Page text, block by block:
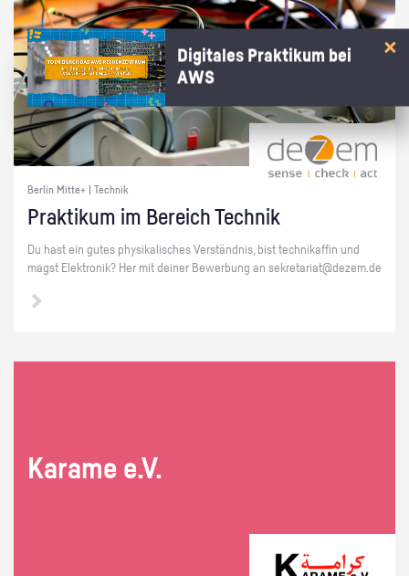
Berlin Mitte+ | Technik
Prak­ti­kum im Be­reich Tech­nik
Du hast ein gutes phy­si­ka­li­sches Ver­ständ­nis, bist tech­ni­kaf­fin und
magst Elek­tro­nik? Her mit dei­ner Be­wer­bung an se­kre­ta­ri­at@​dezem.​de
Ka­ra­me e.V.
Digitales Praktikum bei
AWS